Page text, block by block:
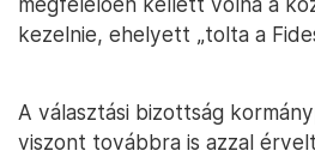
kezelnie, ehelyett „tolta a
A választási bizottság
viszont továbbra is azzal